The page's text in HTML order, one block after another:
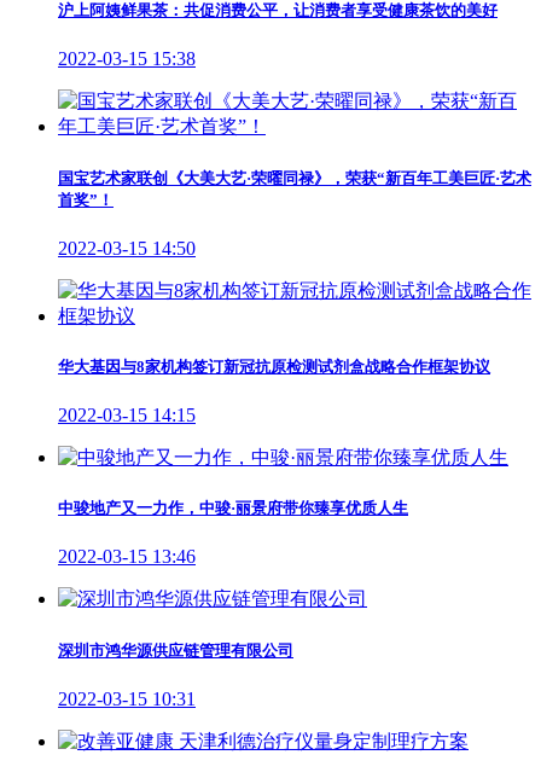
沪上阿姨鲜果茶：共促消费公平，让消费者享受健康茶饮的美好
2022-03-15 15:38
国宝艺术家联创《大美大艺·荣曜同禄》，荣获“新百年工美巨匠·艺术
首奖”！
2022-03-15 14:50
华大基因与8家机构签订新冠抗原检测试剂盒战略合作框架协议
2022-03-15 14:15
中骏地产又一力作，中骏·丽景府带你臻享优质人生
2022-03-15 13:46
深圳市鸿华源供应链管理有限公司
2022-03-15 10:31